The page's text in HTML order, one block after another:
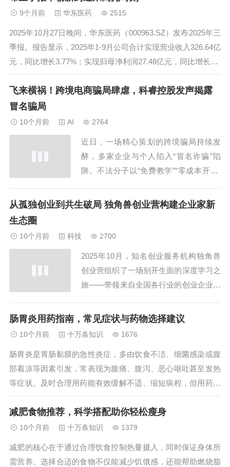
态构建大会”为契机，成功举行了OC-01
的全国上市会，正式宣告了干眼症...
9个月前 华东医药 2515
2025年10月27日晚间，华东医药（000963.SZ）发布2025年三
季报。报告显示，2025年1-9月公司合计实现营业收入326.64亿
元，同比增长3.77%；实现归母净利润27.48亿元，同比增长7.2
4%，实现扣非归母净利润26.94亿元，同比增长8.53%。值得
注意的是，公司医药工业研发...
飞来横祸！跨境电商骗局肆虐，科睿控股发声揭露
冒名骗局
10个月前 AI 2764
近日，一场精心策划的跨境骗局持续发
酵，多家企业与个人陷入“冒名诈骗”陷
阱。不法分子以“免费教学”“零成本开店”
致部分受害者在短短数日内损失高达几千
们不断...
从孤独创业到共生破局 独角兽创业营构建企业家新
生态圈
10个月前 科技 2700
2025年10月，知名创业服务机构独角兽
创业营组织了一场别开生面的深度学习之
旅——带领来自全国各行业的创业企业家
探访学习。此次课程聚焦百货零售界的组
下，越来越多的信号表明，真正的经济复
苏不仅依赖...
肠胃炎用药指南，常见症状与药物选择建议
10个月前 十万条知识 1676
肠胃炎是胃肠黏膜的急性炎症，多由饮食不洁、细菌感染或腹
部着凉等因素引发，常表现为腹痛、腹泻、恶心呕吐甚至发热
等症状。及时合理用药能有效缓解不适、缩短病程，但用药需
结合具体症状和病因，避免盲目服用。本文将详细介绍肠胃炎
常用药物分类及选择建议，帮助患者科学应对疾病困扰。...
减肥食物推荐，科学搭配助你轻松瘦身
10个月前 十万条知识 1379
减肥的核心在于通过合理饮食控制热量摄入，同时保证身体所
需营养。选择合适的食物不仅能减少饥饿感，还能帮助燃烧脂